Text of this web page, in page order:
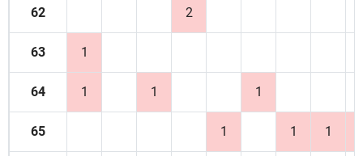
62 2
63 1
64 1 1 1
65 1 1 1